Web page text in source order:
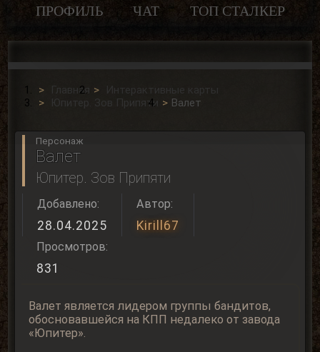
ПРОФИЛЬ ЧАТ ТОП СТАЛКЕР
Главная
Интерактивные карты
Юпитер. Зов Припяти
Валет
Персонаж
Валет
Юпитер. Зов Припяти
Добавлено:
28.04.2025
Автор:
Kirill67
Просмотров:
831
Валет является лидером группы бандитов,
обосновавшейся на КПП недалеко от завода
«Юпитер».